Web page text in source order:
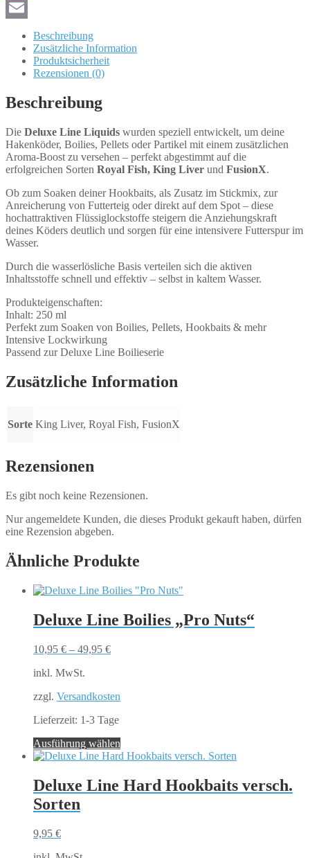
WhatsApp
Beschreibung
Zusätzliche Information
Produktsicherheit
Rezensionen (0)
Beschreibung
Die Deluxe Line Liquids wurden speziell entwickelt, um deine
Hakenköder, Boilies, Pellets oder Partikel mit einem zusätzlichen
Aroma-Boost zu versehen – perfekt abgestimmt auf die
erfolgreichen Sorten Royal Fish, King Liver und FusionX.
Ob zum Soaken deiner Hookbaits, als Zusatz im Stickmix, zur
Anreicherung von Futterteig oder direkt auf dem Spot – diese
hochattraktiven Flüssiglockstoffe steigern die Anziehungskraft
deines Köders deutlich und sorgen für eine intensivere Futterspur im
Wasser.
Durch die wasserlösliche Basis verteilen sich die aktiven
Inhaltsstoffe schnell und effektiv – selbst in kaltem Wasser.
Produkteigenschaften:
Inhalt: 250 ml
Perfekt zum Soaken von Boilies, Pellets, Hookbaits & mehr
Intensive Lockwirkung
Passend zur Deluxe Line Boilieserie
Zusätzliche Information
Sorte King Liver, Royal Fish, FusionX
Rezensionen
Es gibt noch keine Rezensionen.
Nur angemeldete Kunden, die dieses Produkt gekauft haben, dürfen
eine Rezension abgeben.
Ähnliche Produkte
Deluxe Line Boilies „Pro Nuts“
10,95 € – 49,95 €
inkl. MwSt.
zzgl. Versandkosten
Lieferzeit: 1-3 Tage
Ausführung wählen
Produkt
mehrere
Varianten
Deluxe Line Hard Hookbaits versch.
Sorten
9,95 €